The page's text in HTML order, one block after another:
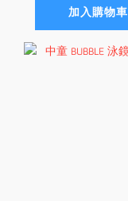
加入購物車